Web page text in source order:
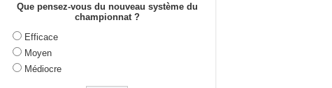
Que pensez-vous du nouveau système du
championnat ?
Efficace
Moyen
Médiocre